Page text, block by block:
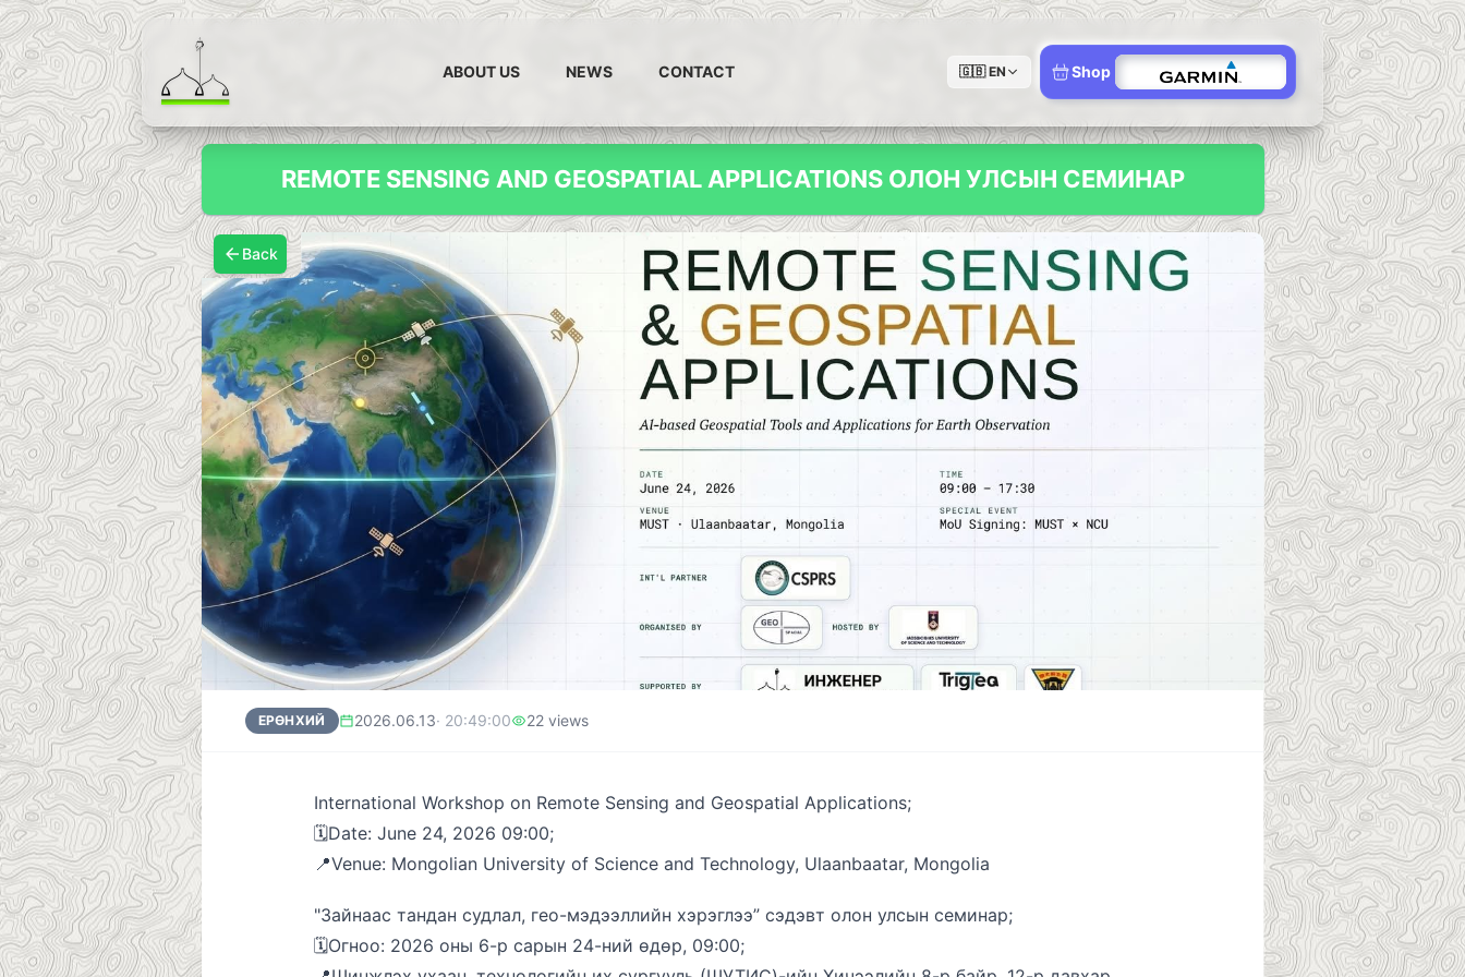
ABOUT US NEWS CONTACT 🇬🇧 EN Shop
REMOTE SENSING AND GEOSPATIAL APPLICATIONS ОЛОН УЛСЫН СЕМИНАР
Back
ЕРӨНХИЙ 2026.06.13· 20:49:00 22 views
International Workshop on Remote Sensing and Geospatial Applications;
🗓️Date: June 24, 2026 09:00;
📍Venue: Mongolian University of Science and Technology, Ulaanbaatar, Mongolia
"Зайнаас тандан судлал, гео-мэдээллийн хэрэглээ” сэдэвт олон улсын семинар;
🗓️Огноо: 2026 оны 6-р сарын 24-ний өдөр, 09:00;